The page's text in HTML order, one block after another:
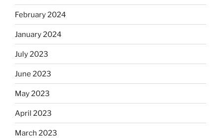
February 2024
January 2024
July 2023
June 2023
May 2023
April 2023
March 2023